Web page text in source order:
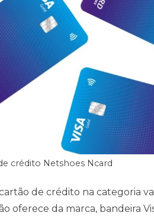
crédito Netshoes Ncard
de crédito na categoria
oferece da marca, bandeira